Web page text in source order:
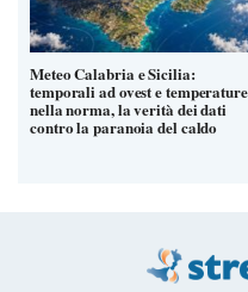
Meteo Calabria e Sicilia:
temporali ad ovest e temperature
nella norma, la verità dei dati
contro la paranoia del caldo